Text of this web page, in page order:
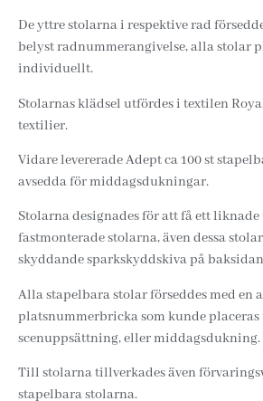
De yttre stolarna i respektive rad
belyst radnummerangivelse, alla stolar
individuellt.
Stolarnas klädsel utfördes i textilen
textilier.
Vidare levererade Adept ca 100 st
avsedda för middagsdukningar.
Stolarna designades för att få ett liknade
fastmonterade stolarna, även dessa
skyddande sparkskyddskiva på
Alla stapelbara stolar förseddes med en
platsnummerbricka som kunde placeras
scenuppsättning, eller middagsdukning.
Till stolarna tillverkades även
stapelbara stolarna.